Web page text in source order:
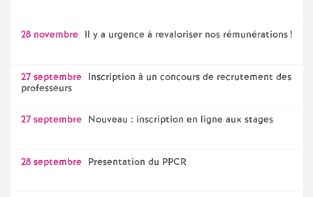
28 novembre Il y a urgence à revaloriser nos rémunérations!
27 septembre Inscription à un concours de recrutement des
professeurs
27 septembre Nouveau : inscription en ligne aux stages
28 septembre Presentation du PPCR